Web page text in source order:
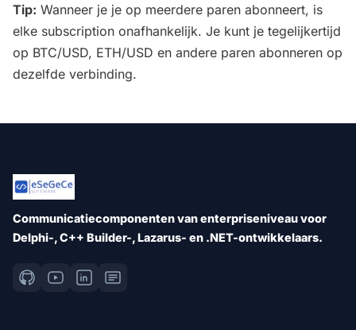
Tip: Wanneer je je op meerdere paren abonneert, is
elke subscription onafhankelijk. Je kunt je tegelijkertijd
op BTC/USD, ETH/USD en andere paren abonneren op
dezelfde verbinding.
Communicatiecomponenten van enterpriseniveau voor
Delphi-, C++ Builder-, Lazarus- en .NET-ontwikkelaars.